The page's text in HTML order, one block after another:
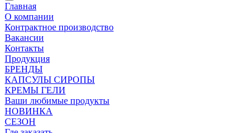
Главная
О компании
Контрактное производство
Вакансии
Контакты
Продукция
БРЕНДЫ
КАПСУЛЫ СИРОПЫ
КРЕМЫ ГЕЛИ
Ваши любимые продукты
НОВИНКА
СЕЗОН